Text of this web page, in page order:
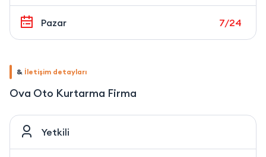
Pazar 7/24
& İletişim detayları
Ova Oto Kurtarma Firma
Yetkili